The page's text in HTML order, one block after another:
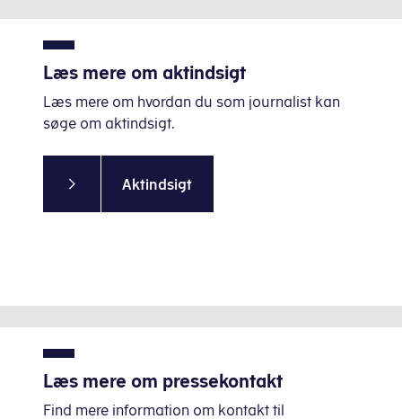
Læs mere om aktindsigt
Læs mere om hvordan du som journalist kan
søge om aktindsigt.
Aktindsigt
Læs mere om pressekontakt
Find mere information om kontakt til